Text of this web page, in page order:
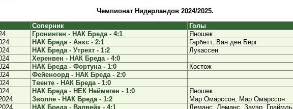
Чемпионат Нидерландов 2024/2025.
Соперник
Голы
Гронинген - НАК Бреда - 4:1
Яношек
НАК Бреда - Аякс - 2:1
Гарбетт, Ван ден Берг
НАК Бреда - Утрехт - 1:2
Лукассен
Херенвен - НАК Бреда - 4:0
НАК Бреда - Фортуна - 1:0
Костож
Фейеноорд - НАК Бреда - 2:0
Твенте - НАК Бреда - 1:0
НАК Бреда - НЕК Неймеген - 1:0
Яношек
Зволле - НАК Бреда - 1:2
Мар Омарссон, Мар Омарссон
НАК Бреда - Валвейк - 4:1
Леманс, Леманс, Зауэр, Граймль